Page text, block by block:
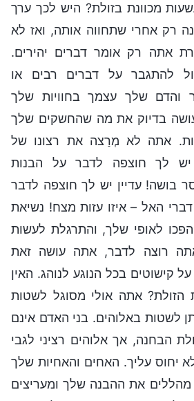
מכוונת בזולת? היש לכך ערך
רק אחרי שתחווה אותה, ואז לא
אתה רק אומר דברים יהירים.
להתגבר על דברים רבים או
והדם שלך עצמך בחוויות שלך
בדיוק את מה שהחשקים שלך
אתה לא מְרַצה את רצונו של
לך חוצפה לדבר על הבנות
בושה! עדיין יש לך חוצפה לדבר
האל – איזו עזות מצח! נשיאת
לאופי שלך, והתרגלת לעשות
רוצה לדבר, אתה עושה זאת
קישוטים בכל הנוגע לנוהג. האין
הזולת? אתה אולי מסוגל לשטות
לשטות באלוהים. בני האדם אינם
הבחנה, אך אלוהים רציני לגבי
יחוס עליך. האחים והאחיות שלך
מהללים את ההבנה שלך ומעריצים